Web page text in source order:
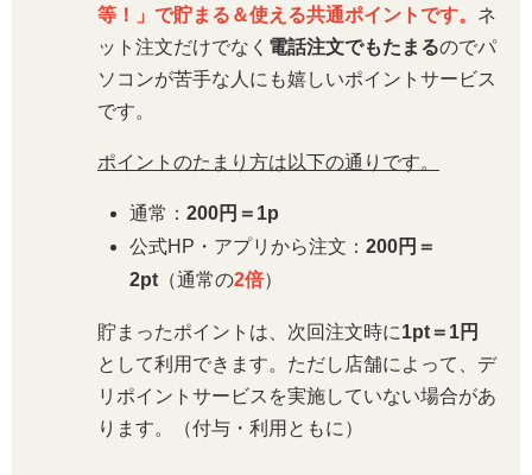
等！」で貯まる＆使える共通ポイントです。 ネ
ット注文だけでなく 電話注文でもたまるのでパ
ソコンが苦手な人にも嬉しいポイントサービス
です。
ポイントのたまり方は以下の通りです。
通常：200円＝1p
公式HP・アプリから注文：200円＝
2pt （通常の2倍）
貯まったポイントは、次回注文時に1pt＝1円
として利用できます。ただし店舗によって、デ
リポイントサービスを実施していない場合があ
ります。（付与・利用ともに）